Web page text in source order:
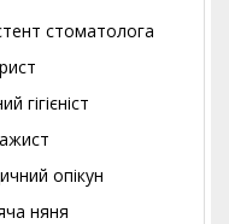
стоматолога
гігієніст
опікун
няня